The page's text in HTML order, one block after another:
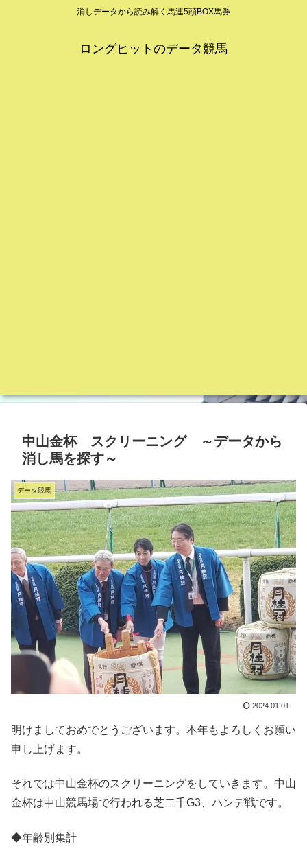
消しデータから読み解く馬連5頭BOX馬券
ロングヒットのデータ競馬
中山金杯 スクリーニング ～データから
消し馬を探す～
データ競馬
2024.01.01
明けましておめでとうございます。本年もよろしくお願い
申し上げます。
それでは中山金杯のスクリーニングをしていきます。中山
金杯は中山競馬場で行われる芝二千G3、ハンデ戦です。
◆年齢別集計